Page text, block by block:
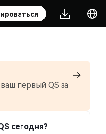
первый QS за
сегодня?